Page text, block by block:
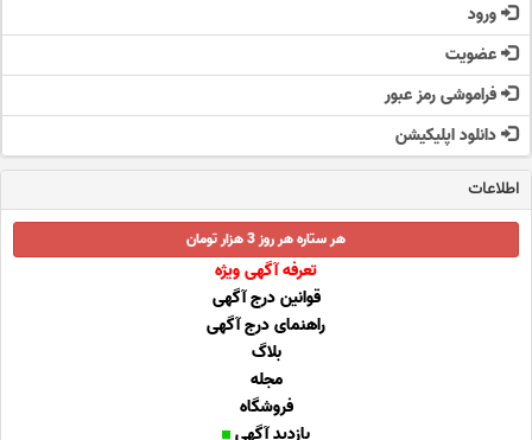
ورود
عضویت
فراموشی رمز عبور
دانلود اپلیکیشن
اطلاعات
هر ستاره هر روز 3 هزار تومان
تعرفه آگهی ویژه
قوانین درج آگهی
راهنمای درج آگهی
بلاگ
مجله
فروشگاه